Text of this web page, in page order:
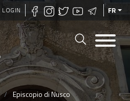
Aller
au
contenu
principal
LOGIN FR
Episcopio di Nusco